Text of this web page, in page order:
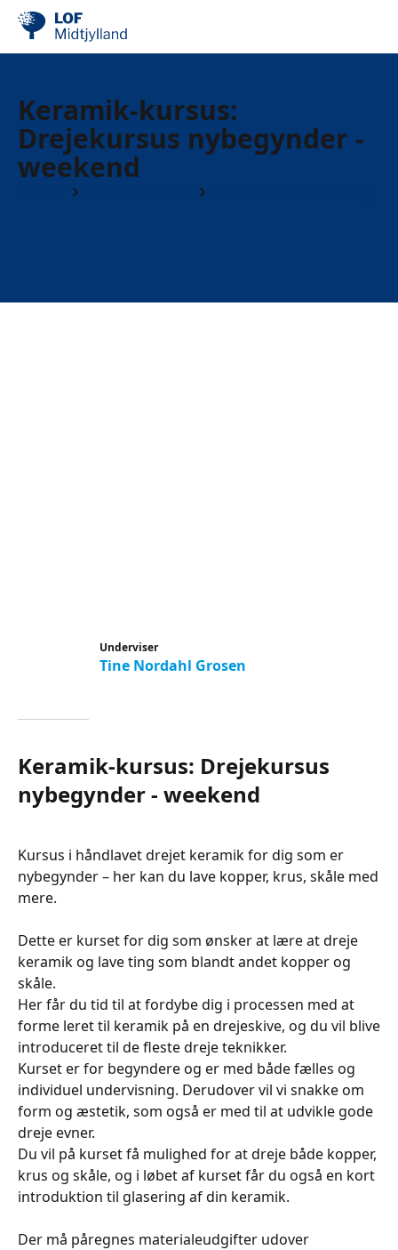
Keramik-kursus:
Drejekursus nybegynder -
weekend
Underviser
Tine Nordahl Grosen
Keramik-kursus: Drejekursus
nybegynder - weekend
Kursus i håndlavet drejet keramik for dig som er
nybegynder – her kan du lave kopper, krus, skåle med
mere.
Dette er kurset for dig som ønsker at lære at dreje
keramik og lave ting som blandt andet kopper og
skåle.
Her får du tid til at fordybe dig i processen med at
forme leret til keramik på en drejeskive, og du vil blive
introduceret til de fleste dreje teknikker.
Kurset er for begyndere og er med både fælles og
individuel undervisning. Derudover vil vi snakke om
form og æstetik, som også er med til at udvikle gode
dreje evner.
Du vil på kurset få mulighed for at dreje både kopper,
krus og skåle, og i løbet af kurset får du også en kort
introduktion til glasering af din keramik.
Der må påregnes materialeudgifter udover